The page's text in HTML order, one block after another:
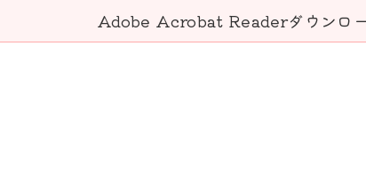
Adobe Acrobat Readerダウンロ